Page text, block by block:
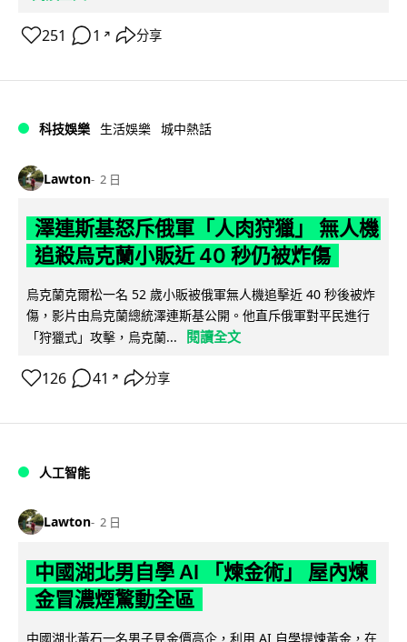
251 1 ↗ 分享
科技娛樂 生活娛樂 城中熱話
Lawton 2 日
澤連斯基怒斥俄軍「人肉狩獵」 無人機
追殺烏克蘭小販近 40 秒仍被炸傷
烏克蘭克爾松一名 52 歲小販被俄軍無人機追擊近 40 秒後被炸
傷，影片由烏克蘭總統澤連斯基公開。他直斥俄軍對平民進行
「狩獵式」攻擊，烏克蘭...
閱讀全文
126 41 ↗ 分享
人工智能
Lawton 2 日
中國湖北男自學 AI 「煉金術」 屋內煉
金冒濃煙驚動全區
中國湖北黃石一名男子見金價高企，利用 AI 自學提煉黃金，在